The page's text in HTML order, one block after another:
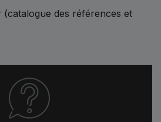
des références et